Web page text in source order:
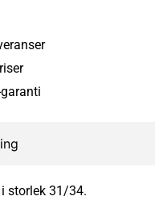
storlek 31/34.